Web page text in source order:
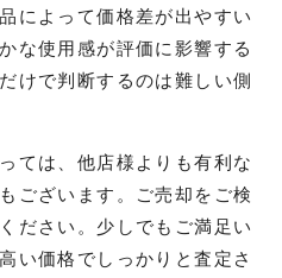
によって価格差が出やすい
な使用感が評価に影響する
けで判断するのは難しい側
ては、他店様よりも有利な
ございます。ご売却をご検
ださい。少しでもご満足い
い価格でしっかりと査定さ